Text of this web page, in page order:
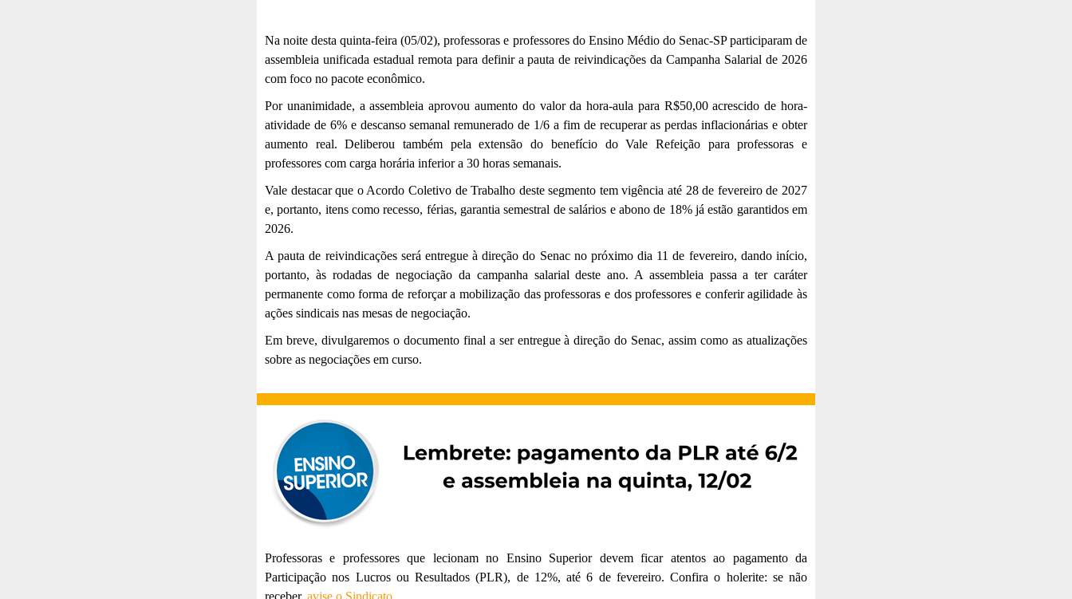
Na noite desta quinta-feira (05/02), professoras e professores do Ensino Médio do Senac-SP participaram de
assembleia unificada estadual remota para definir a pauta de reivindicações da Campanha Salarial de 2026
com foco no pacote econômico.
Por unanimidade, a assembleia aprovou aumento do valor da hora-aula para R$50,00 acrescido de hora-
atividade de 6% e descanso semanal remunerado de 1/6 a fim de recuperar as perdas inflacionárias e obter
aumento real. Deliberou também pela extensão do benefício do Vale Refeição para professoras e
professores com carga horária inferior a 30 horas semanais.
Vale destacar que o Acordo Coletivo de Trabalho deste segmento tem vigência até 28 de fevereiro de 2027
e, portanto, itens como recesso, férias, garantia semestral de salários e abono de 18% já estão garantidos em
2026.
A pauta de reivindicações será entregue à direção do Senac no próximo dia 11 de fevereiro, dando início,
portanto, às rodadas de negociação da campanha salarial deste ano. A assembleia passa a ter caráter
permanente como forma de reforçar a mobilização das professoras e dos professores e conferir agilidade às
ações sindicais nas mesas de negociação.
Em breve, divulgaremos o documento final a ser entregue à direção do Senac, assim como as atualizações
sobre as negociações em curso.
Professoras e professores que lecionam no Ensino Superior devem ficar atentos ao pagamento da
Participação nos Lucros ou Resultados (PLR), de 12%, até 6 de fevereiro. Confira o holerite: se não
receber, avise o Sindicato